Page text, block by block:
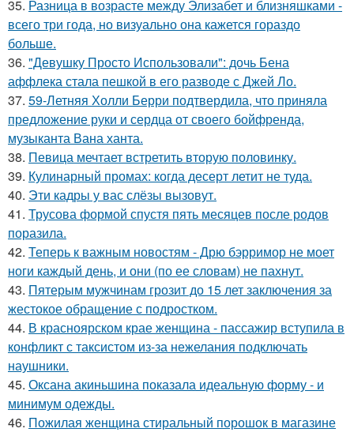
35. Разница в возрасте между Элизабет и близняшками -
всего три года, но визуально она кажется гораздо
больше.
36. "Девушку Просто Использовали": дочь Бена
аффлека стала пешкой в его разводе с Джей Ло.
37. 59-Летняя Холли Берри подтвердила, что приняла
предложение руки и сердца от своего бойфренда,
музыканта Вана ханта.
38. Певица мечтает встретить вторую половинку.
39. Кулинарный промах: когда десерт летит не туда.
40. Эти кадры у вас слёзы вызовут.
41. Трусова формой спустя пять месяцев после родов
поразила.
42. Теперь к важным новостям - Дрю бэрримор не моет
ноги каждый день, и они (по ее словам) не пахнут.
43. Пятерым мужчинам грозит до 15 лет заключения за
жестокое обращение с подростком.
44. В красноярском крае женщина - пассажир вступила в
конфликт с таксистом из-за нежелания подключать
наушники.
45. Оксана акиньшина показала идеальную форму - и
минимум одежды.
46. Пожилая женщина стиральный порошок в магазине